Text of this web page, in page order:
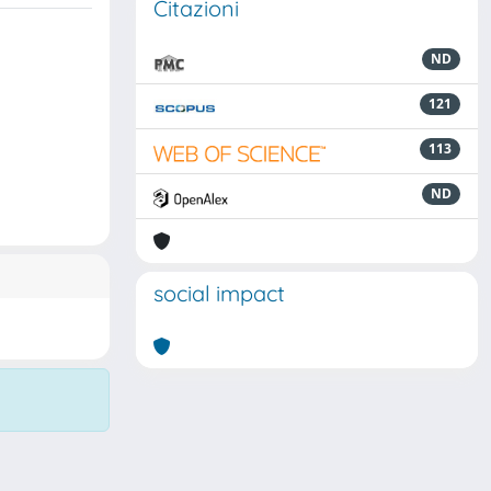
Citazioni
ND
121
113
ND
social impact